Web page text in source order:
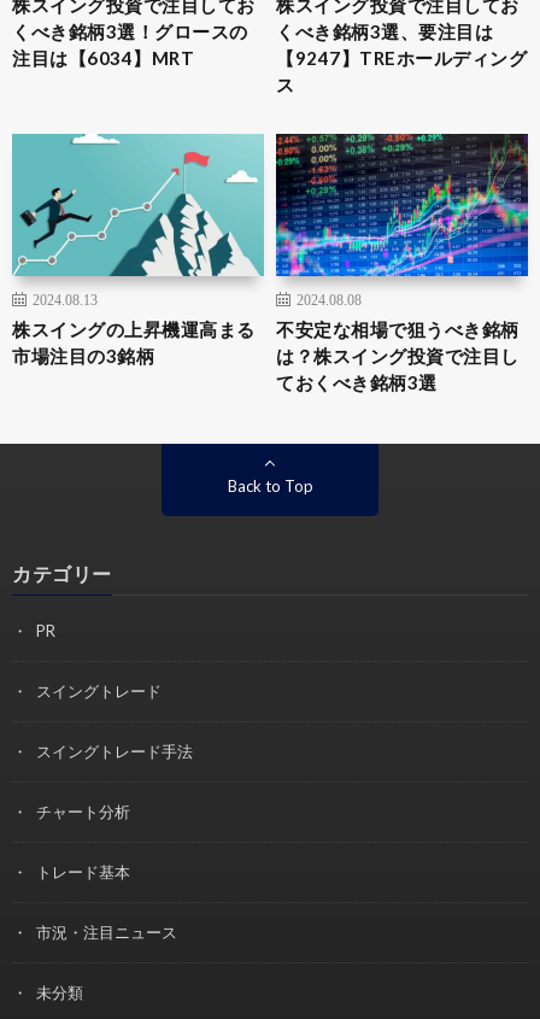
株スイング投資で注目してお
くべき銘柄3選！グロースの
注目は【6034】MRT
株スイング投資で注目してお
くべき銘柄3選、要注目は
【9247】TREホールディング
ス
2024.08.13
株スイングの上昇機運高まる
市場注目の3銘柄
2024.08.08
不安定な相場で狙うべき銘柄
は？株スイング投資で注目し
ておくべき銘柄3選
Back to Top
カテゴリー
PR
スイングトレード
スイングトレード手法
チャート分析
トレード基本
市況・注目ニュース
未分類